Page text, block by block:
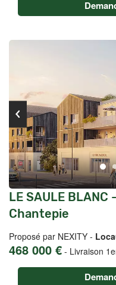
LE SAULE BLANC
Chantepie
Proposé par NEXITY -
468 000 € - Livraison